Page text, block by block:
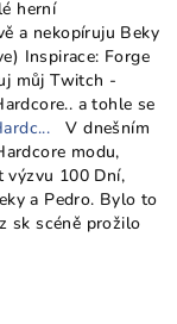
herní
a nekopíruju Beky
Inspirace: Forge
můj Twitch -
a tohle se
V dnešním
modu,
výzvu 100 Dní,
a Pedro. Bylo to
sk scéně prožilo